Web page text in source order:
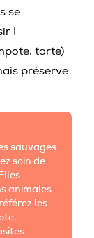
se
!
tarte)
préserve
sauvages
soin de
animales
les